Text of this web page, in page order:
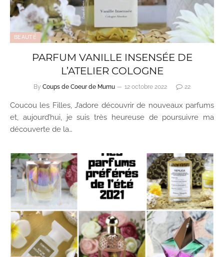
BEAUTÉ
PARFUM VANILLE INSENSÉE DE
L’ATELIER COLOGNE
By Coups de Coeur de Mumu 12 octobre 2022 22
Coucou les Filles, J’adore découvrir de nouveaux parfums
et, aujourd’hui, je suis très heureuse de poursuivre ma
découverte de la…